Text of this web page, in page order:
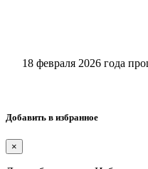
18 февраля 2026 года
Добавить в избранное
×